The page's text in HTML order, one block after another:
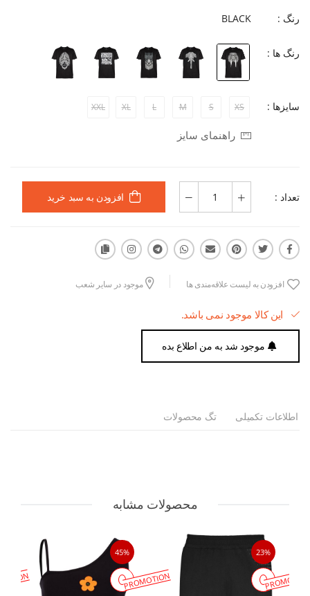
رنگ : BLACK
رنگ ها :
سایزها : XS
S
M
L
XL
XXL
راهنمای سایز
تعداد : افزودن به سبد خرید
افزودن به لیست علاقه‌مندی ها موجود در سایر شعب
این کالا موجود نمی باشد.
موجود شد به من اطلاع بده
اطلاعات تکمیلی تگ محصولات
محصولات مشابه
23%
45%
PROMOTION